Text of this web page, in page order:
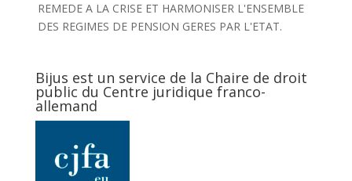
REMEDE A LA CRISE ET HARMONISER L'ENSEMBLE
DES REGIMES DE PENSION GERES PAR L'ETAT.
Bijus est un service de la Chaire de droit
public du Centre juridique franco-
allemand